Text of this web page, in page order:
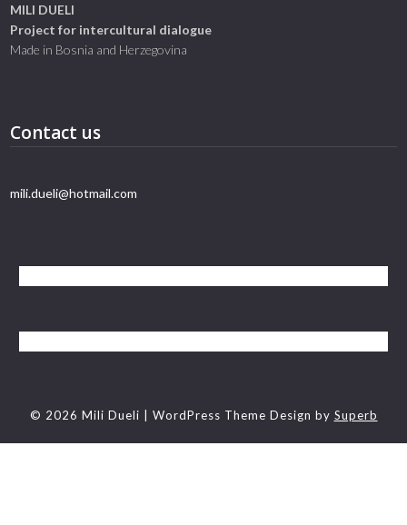
MILI DUELI
Project for intercultural dialogue
Made in Bosnia and Herzegovina
Contact us
mili.dueli@hotmail.com
© 2026 Mili Dueli | WordPress Theme Design by Superb